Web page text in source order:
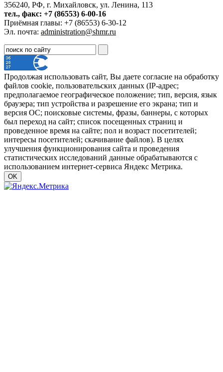
356240, РФ, г. Михайловск, ул. Ленина, 113
тел., факс: +7 (86553) 6-00-16
Приёмная главы: +7 (86553) 6-30-12
Эл. почта: administration@shmr.ru
Продолжая использовать сайт, Вы даете согласие на обработку
файлов cookie, пользовательских данных (IP-адрес;
предполагаемое географическое положение; тип, версия, язык
браузера; тип устройства и разрешение его экрана; тип и
версия ОС; поисковые системы, фразы, баннеры, с которых
был переход на сайт; список посещенных страниц и
проведенное время на сайте; пол и возраст посетителей;
интересы посетителей; скачивание файлов). В целях
улучшения функционирования сайта и проведения
статистических исследований данные обрабатываются с
использованием интернет-сервиса Яндекс Метрика.
OK